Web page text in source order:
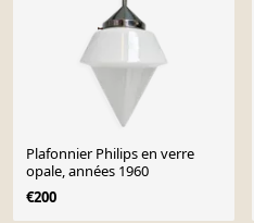
Plafonnier Philips en verre
opale, années 1960
€200